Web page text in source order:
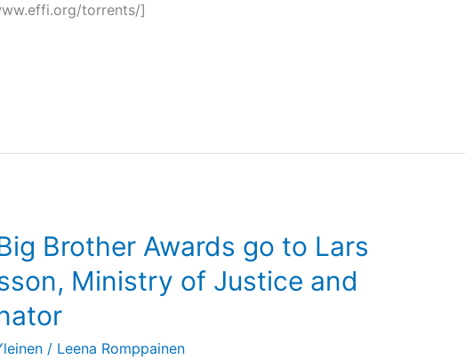
torrents/]
Big Brother Awards go to Lars
Ministry of Justice and
/ Leena Romppainen